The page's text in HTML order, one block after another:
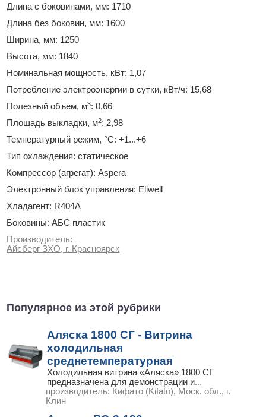
Длина с боковинами, мм: 1710
Длина без боковин, мм: 1600
Ширина, мм: 1250
Высота, мм: 1840
Номинальная мощность, кВт: 1,07
Потребление электроэнергии в сутки, кВт/ч: 15,68
Полезный объем, м3: 0,66
Площадь выкладки, м2: 2,98
Температурный режим, °С: +1...+6
Тип охлаждения: статическое
Компрессор (агрегат): Aspera
Электронный блок управления: Eliwell
Хладагент: R404A
Боковины: АБС пластик
Производитель:
Айсберг ЗХО, г. Красноярск
Популярное из этой рубрики
Аляска 1800 СГ - Витрина
холодильная
среднетемпературная
Холодильная витрина «Аляска» 1800 СГ
предназначена для демонстрации и...
производитель: Кифато (Kifato), Моск. обл., г.
Клин